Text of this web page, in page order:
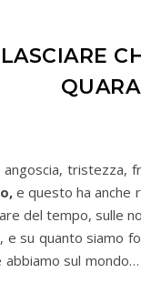
angoscia, tristezza,
e questo ha anche
del tempo, sulle
su quanto siamo
abbiamo sul